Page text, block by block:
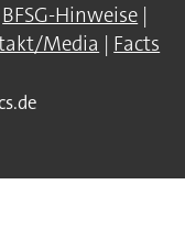
BFSG-Hinweise |
Media | Facts